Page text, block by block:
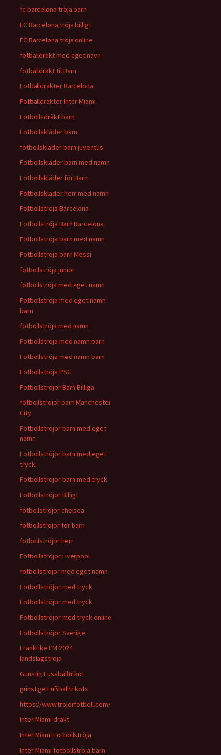
fc barcelona tröja barn
FC Barcelona tröja billigt
FC Barcelona tröja online
fotballdrakt med eget navn
fotballdrakt til Barn
Fotballdrakter Barcelona
Fotballdrakter Inter Miami
Fotbollsdräkt barn
Fotbollskläder barn
fotbollskläder barn juventus
Fotbollskläder barn med namn
Fotbollskläder för Barn
Fotbollskläder herr med namn
Fotbollströja Barcelona
Fotbollströja Barn Barcelona
Fotbollströja barn med namn
Fotbollströja barn Messi
fotbollströja junior
fotbollströja med eget namn
Fotbollströja med eget namn
barn
fotbollströja med namn
Fotbollströja med namn barn
Fotbollströja med namn barn
Fotbollströja PSG
Fotbollströjor Barn Billiga
fotbollströjor barn Manchester
City
Fotbollströjor barn med eget
namn
Fotbollströjor barn med eget
tryck
Fotbollströjor barn med tryck
Fotbollströjor Billigt
fotbollströjor chelsea
fotbollströjor för barn
fotbollströjor herr
Fotbollströjor Liverpool
fotbollströjor med eget namn
Fotbollströjor med tryck
Fotbollströjor med tryck
Fotbollströjor med tryck online
Fotbollströjor Sverige
Frankrike EM 2024
landslagströja
Gunstig Fussballtrikot
günstige Fußballtrikots
https://www.trojorfotboll.com/
Inter Miami drakt
Inter Miami Fotbollströja
Inter Miami fotbollströja barn